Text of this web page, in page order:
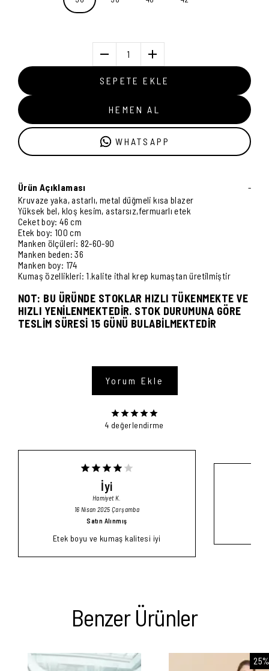
1
SEPETE EKLE
HEMEN AL
WHATSAPP
Ürün Açıklaması
-
Kruvaze yaka, astarlı, metal düğmeli kısa blazer
Yüksek bel, kloş kesim, astarsız,fermuarlı etek
Ceket boy: 46 cm
Etek boy: 100 cm
Manken ölçüleri: 82-60-90
Manken beden: 36
Manken boy: 174
Kumaş özellikleri: 1.kalite ithal krep kumaştan üretilmiştir
NOT: BU ÜRÜNDE STOKLAR HIZLI TÜKENMEKTE VE
HIZLI YENİLENMEKTEDİR. STOK DURUMUNA GÖRE
TESLİM SÜRESİ 15 GÜNÜ BULABİLMEKTEDİR
Yorum Ekle
4 değerlendirme
İyi
HamiyetK.
16 Nisan 2025 Çarşamba
Satın Alınmış
Etek boyu ve kumaş kalitesi iyi
Benzer Ürünler